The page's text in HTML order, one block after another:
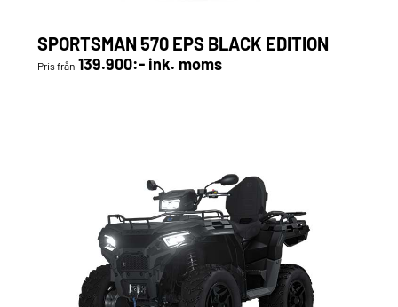
SPORTSMAN 570 EPS BLACK EDITION
Pris från 139.900:- ink. moms